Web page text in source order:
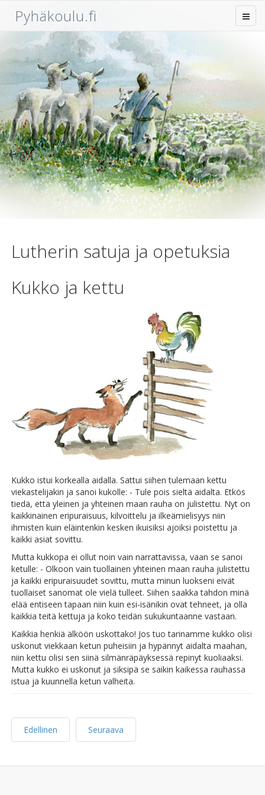
Pyhäkoulu.fi
Lutherin satuja ja opetuksia
Kukko ja kettu
Kukko istui korkealla aidalla. Sattui siihen tulemaan kettu
viekastelijakin ja sanoi kukolle: - Tule pois sieltä aidalta. Etkös
tiedä, että yleinen ja yhteinen maan rauha on julistettu. Nyt on
kaikkinainen eripuraisuus, kilvoittelu ja ilkeämielisyys niin
ihmisten kuin eläintenkin kesken ikuisiksi ajoiksi poistettu ja
kaikki asiat sovittu.
Mutta kukkopa ei ollut noin vain narrattavissa, vaan se sanoi
ketulle: - Olkoon vain tuollainen yhteinen maan rauha julistettu
ja kaikki eripuraisuudet sovittu, mutta minun luokseni eivät
tuollaiset sanomat ole vielä tulleet. Siihen saakka tahdon minä
elää entiseen tapaan niin kuin esi-isänikin ovat tehneet, ja olla
kaikkia teitä kettuja ja koko teidän sukukuntaanne vastaan.
Kaikkia henkiä älköön uskottako! Jos tuo tarinamme kukko olisi
uskonut viekkaan ketun puheisiin ja hypännyt aidalta maahan,
niin kettu olisi sen siinä silmänräpäyksessä repinyt kuoliaaksi.
Mutta kukko ei uskonut ja siksipä se saikin kaikessa rauhassa
istua ja kuunnella ketun valheita.
Edellinen Seuraava